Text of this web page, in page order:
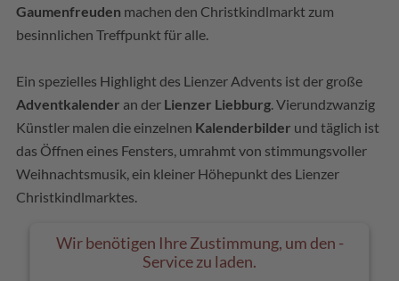
Gaumenfreuden machen den Christkindlmarkt zum
besinnlichen Treffpunkt für alle.
Ein spezielles Highlight des Lienzer Advents ist der große
Adventkalender an der Lienzer Liebburg . Vierundzwanzig
Künstler malen die einzelnen Kalenderbilder und täglich ist
das Öffnen eines Fensters, umrahmt von stimmungsvoller
Weihnachtsmusik, ein kleiner Höhepunkt des Lienzer
Christkindlmarktes.
Wir benötigen Ihre Zustimmung, um den -
Service zu laden.